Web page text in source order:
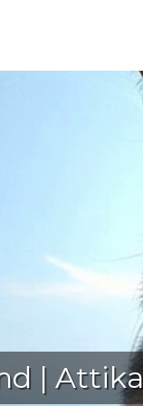
| Attika